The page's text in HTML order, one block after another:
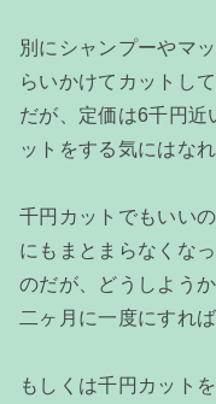
別にシャンプーやマ
らいかけてカットし
だが、定価は6千円近
ットをする気にはなれ
千円カットでもいい
にもまとまらなくな
のだが、どうしようか
二ヶ月に一度にすれ
もしくは千円カット